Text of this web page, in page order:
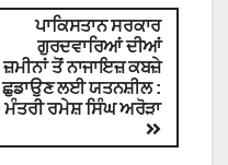
ਪਾਕਿਸਤਾਨ ਸਰਕਾਰ
ਗੁਰਦਵਾਰਿਆਂ ਦੀਆਂ
ਜ਼ਮੀਨਾਂ ਤੋਂ ਨਾਜਾਇਜ਼ ਕਬਜ਼ੇ
ਛੁਡਾਉਣ ਲਈ ਯਤਨਸ਼ੀਲ :
ਮੰਤਰੀ ਰਮੇਸ਼ ਸਿੰਘ ਅਰੋੜਾ